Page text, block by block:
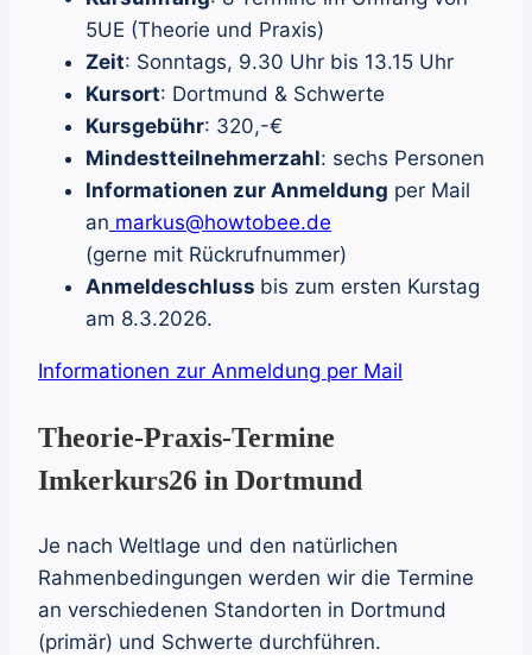
5UE (Theorie und Praxis)
Zeit: Sonntags, 9.30 Uhr bis 13.15 Uhr
Kursort: Dortmund & Schwerte
Kursgebühr: 320,-€
Mindestteilnehmerzahl: sechs Personen
Informationen zur Anmeldung per Mail
an markus@howtobee.de
(gerne mit Rückrufnummer)
Anmeldeschluss bis zum ersten Kurstag
am 8.3.2026.
Informationen zur Anmeldung per Mail
Theorie-Praxis-Termine
Imkerkurs26 in Dortmund
Je nach Weltlage und den natürlichen
Rahmenbedingungen werden wir die Termine
an verschiedenen Standorten in Dortmund
(primär) und Schwerte durchführen.